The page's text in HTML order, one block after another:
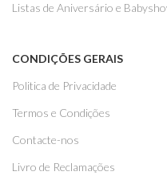
Listas de Aniversário e
CONDIÇÕES GERAIS
Politica de Privacidade
Termos e Condições
Contacte-nos
Livro de Reclamações